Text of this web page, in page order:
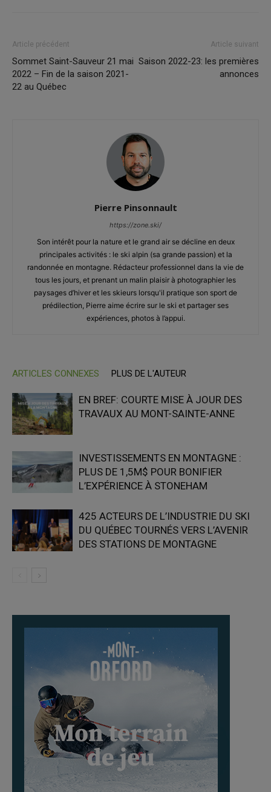
Article précédent
Sommet Saint-Sauveur 21 mai
2022 – Fin de la saison 2021-
22 au Québec
Article suivant
Saison 2022-23: les premières
annonces
Pierre Pinsonnault
https://zone.ski/
Son intérêt pour la nature et le grand air se décline en deux
principales activités : le ski alpin (sa grande passion) et la
randonnée en montagne. Rédacteur professionnel dans la vie de
tous les jours, et prenant un malin plaisir à photographier les
paysages d’hiver et les skieurs lorsqu'il pratique son sport de
prédilection, Pierre aime écrire sur le ski et partager ses
expériences, photos à l’appui.
ARTICLES CONNEXES PLUS DE L'AUTEUR
EN BREF: COURTE MISE À JOUR DES
TRAVAUX AU MONT-SAINTE-ANNE
INVESTISSEMENTS EN MONTAGNE :
PLUS DE 1,5M$ POUR BONIFIER
L’EXPÉRIENCE À STONEHAM
425 ACTEURS DE L’INDUSTRIE DU SKI
DU QUÉBEC TOURNÉS VERS L’AVENIR
DES STATIONS DE MONTAGNE